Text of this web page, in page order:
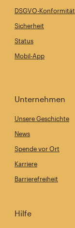
DSGVO-Konformität
Sicherheit
Status
Mobil-App
Unternehmen
Unsere Geschichte
News
Spende vor Ort
Karriere
Barrierefreiheit
Hilfe